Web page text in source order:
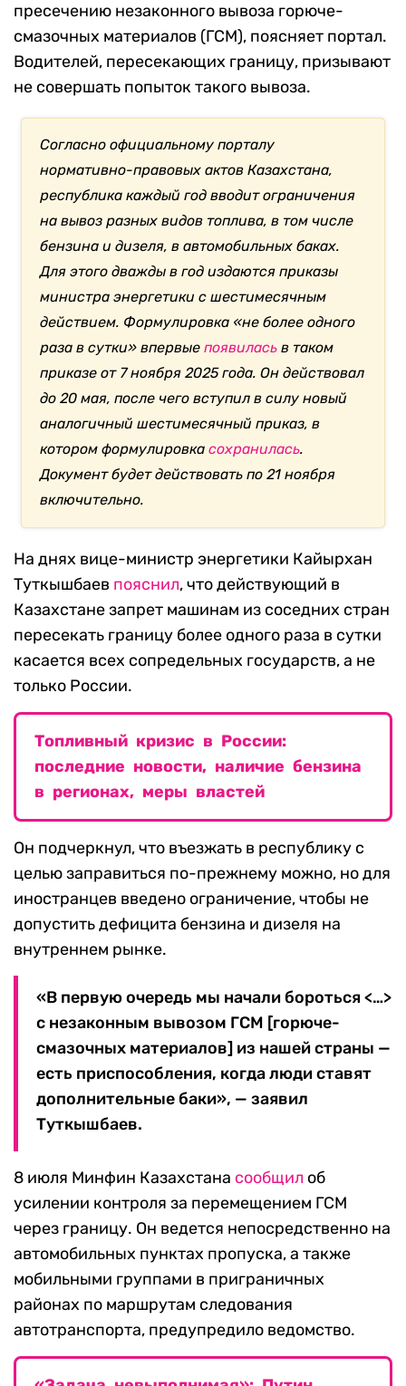
пресечению незаконного вывоза горюче-
смазочных материалов (ГСМ), поясняет портал.
Водителей, пересекающих границу, призывают
не совершать попыток такого вывоза.
Согласно официальному порталу
нормативно-правовых актов Казахстана,
республика каждый год вводит ограничения
на вывоз разных видов топлива, в том числе
бензина и дизеля, в автомобильных баках.
Для этого дважды в год издаются приказы
министра энергетики с шестимесячным
действием. Формулировка «не более одного
раза в сутки» впервыепоявилась в таком
приказе от 7 ноября 2025 года. Он действовал
до 20 мая, после чего вступил в силу новый
аналогичный шестимесячный приказ, в
котором формулировкасохранилась.
Документ будет действовать по 21 ноября
включительно.
На днях вице-министр энергетики Кайырхан
Туткышбаев пояснил, что действующий в
Казахстане запрет машинам из соседних стран
пересекать границу более одного раза в сутки
касается всех сопредельных государств, а не
только России.
Топливный кризис в России:
последние новости, наличие бензина
в регионах, меры властей
Он подчеркнул, что въезжать в республику с
целью заправиться по-прежнему можно, но для
иностранцев введено ограничение, чтобы не
допустить дефицита бензина и дизеля на
внутреннем рынке.
«В первую очередь мы начали бороться <…>
с незаконным вывозом ГСМ [горюче-
смазочных материалов] из нашей страны —
есть приспособления, когда люди ставят
дополнительные баки», — заявил
Туткышбаев.
8 июля Минфин Казахстана сообщил об
усилении контроля за перемещением ГСМ
через границу. Он ведется непосредственно на
автомобильных пунктах пропуска, а также
мобильными группами в приграничных
районах по маршрутам следования
автотранспорта, предупредило ведомство.